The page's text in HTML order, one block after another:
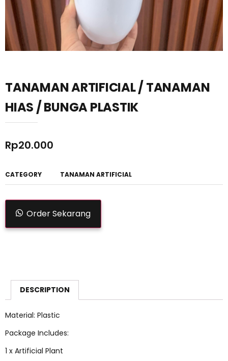
TANAMAN ARTIFICIAL / TANAMAN
HIAS / BUNGA PLASTIK
Rp20.000
CATEGORY TANAMAN ARTIFICIAL
Order Sekarang
DESCRIPTION
Material: Plastic
Package Includes:
1 x Artificial Plant